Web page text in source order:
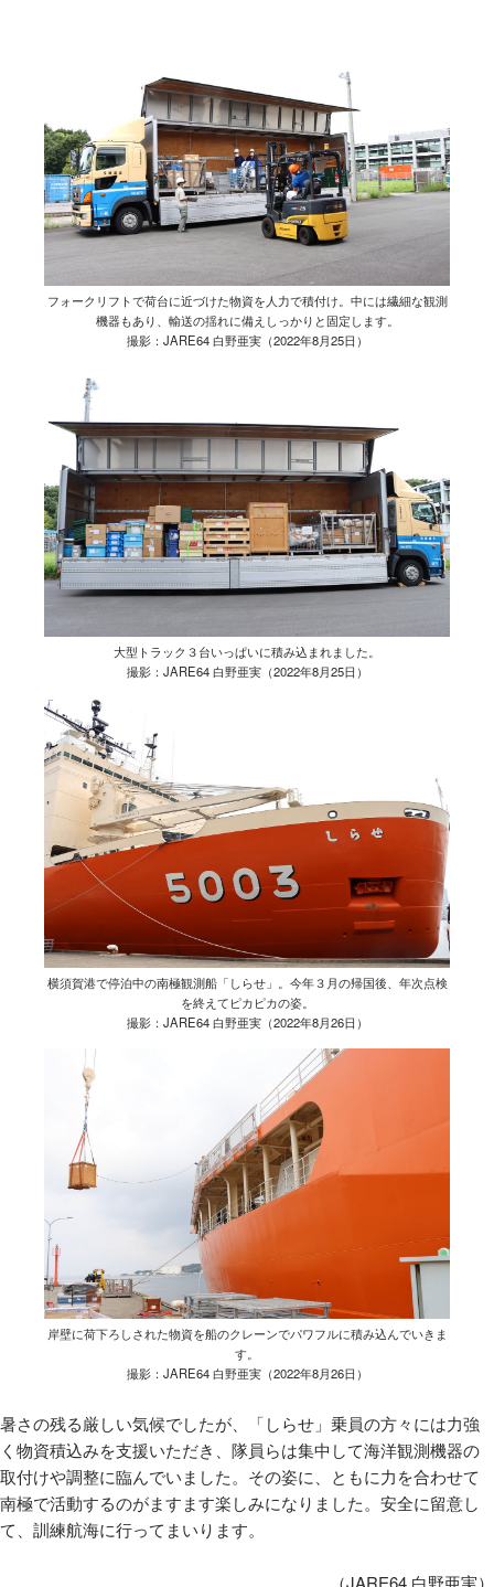
フォークリフトで荷台に近づけた物資を人力で積付け。中には繊細な観測
機器もあり、輸送の揺れに備えしっかりと固定します。
撮影：JARE64 白野亜実（2022年8月25日）
大型トラック３台いっぱいに積み込まれました。
撮影：JARE64 白野亜実（2022年8月25日）
横須賀港で停泊中の南極観測船「しらせ」。今年３月の帰国後、年次点検
を終えてピカピカの姿。
撮影：JARE64 白野亜実（2022年8月26日）
岸壁に荷下ろしされた物資を船のクレーンでパワフルに積み込んでいきま
す。
撮影：JARE64 白野亜実（2022年8月26日）
暑さの残る厳しい気候でしたが、「しらせ」乗員の方々には力強
く物資積込みを支援いただき、隊員らは集中して海洋観測機器の
取付けや調整に臨んでいました。その姿に、ともに力を合わせて
南極で活動するのがますます楽しみになりました。安全に留意し
て、訓練航海に行ってまいります。
（JARE64 白野亜実）